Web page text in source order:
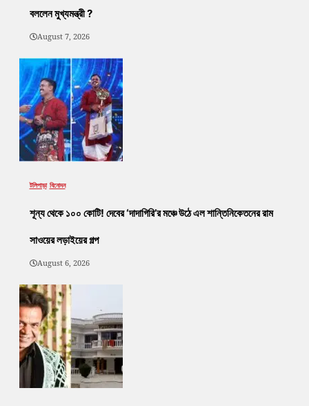
বললেন মুখ্যমন্ত্রী ?
August 7, 2026
টলিপাড়া বিনোদন
শূন্য থেকে ১০০ কোটি! দেবের ‘দাদাগিরি’র মঞ্চে উঠে এল শান্তিনিকেতনের রাম
সাওয়ের লড়াইয়ের গল্প
August 6, 2026